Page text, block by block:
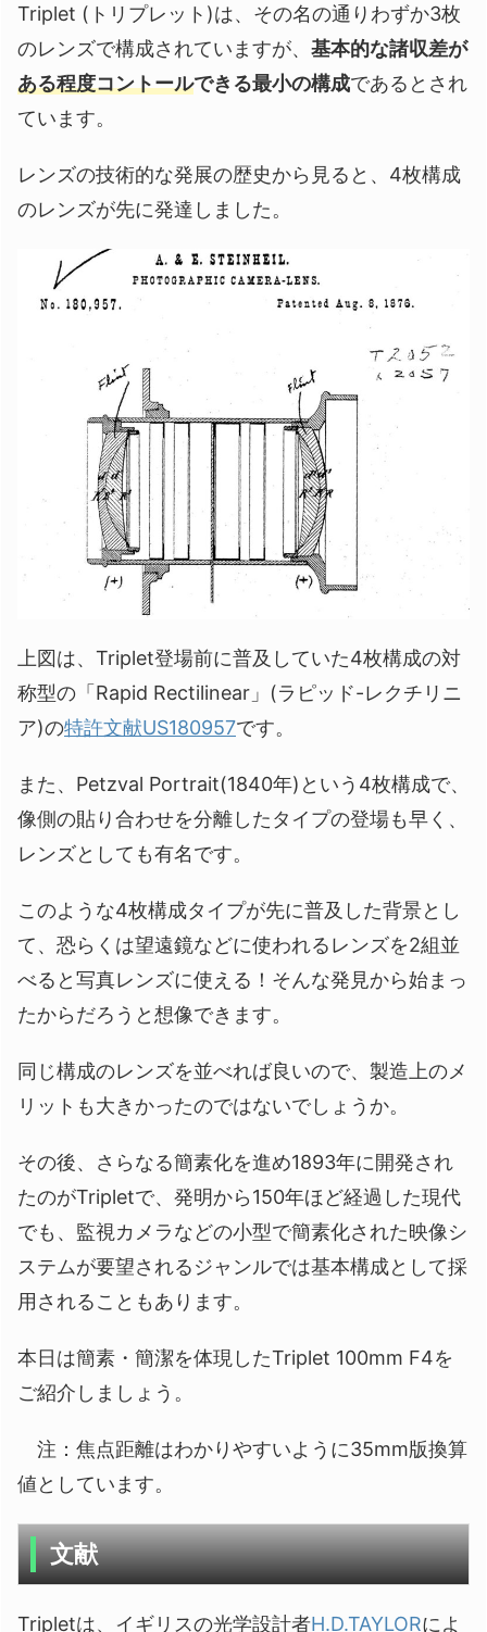
Triplet (トリプレット)は、その名の通りわずか3枚
のレンズで構成されていますが、 基本的な諸収差が
ある程度コントールできる最小の構成であるとされ
ています。
レンズの技術的な発展の歴史から見ると、4枚構成
のレンズが先に発達しました。
上図は、Triplet登場前に普及していた4枚構成の対
称型の「Rapid Rectilinear」(ラピッド-レクチリニ
ア)の特許文献US180957です。
また、Petzval Portrait(1840年)という4枚構成で、
像側の貼り合わせを分離したタイプの登場も早く、
レンズとしても有名です。
このような4枚構成タイプが先に普及した背景とし
て、恐らくは望遠鏡などに使われるレンズを2組並
べると写真レンズに使える！そんな発見から始まっ
たからだろうと想像できます。
同じ構成のレンズを並べれば良いので、製造上のメ
リットも大きかったのではないでしょうか。
その後、さらなる簡素化を進め1893年に開発され
たのがTripletで、発明から150年ほど経過した現代
でも、監視カメラなどの小型で簡素化された映像シ
ステムが要望されるジャンルでは基本構成として採
用されることもあります。
本日は簡素・簡潔を体現したTriplet 100mm F4を
ご紹介しましょう。
注：焦点距離はわかりやすいように35mm版換算
値としています。
文献
Tripletは、イギリスの光学設計者H.D.TAYLORによ